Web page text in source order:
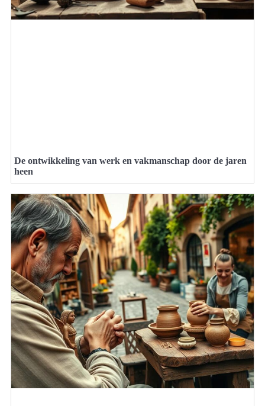
De ontwikkeling van werk en vakmanschap door de jaren
heen